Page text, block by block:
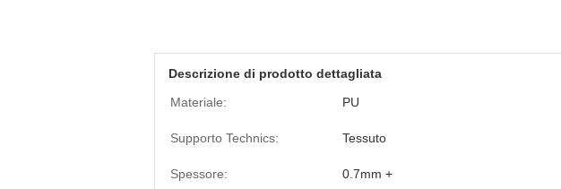
Descrizione di prodotto dettagliata
Materiale:
PU
Supporto Technics: Tessuto
Spessore: 0.7mm +